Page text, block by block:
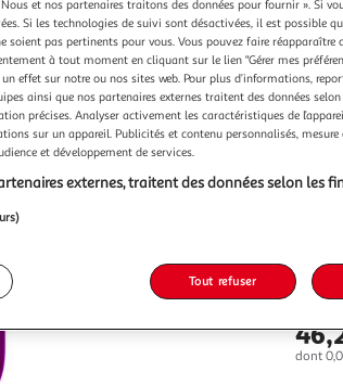
dont
et nos partenaires traitons des données pour fournir ». Si
Si les technologies de suivi sont désactivées, il est possible
soient pas pertinents pour vous. Vous pouvez faire réapparaître
à tout moment en cliquant sur le lien "Gérer mes
effet sur notre ou nos sites web. Pour plus d’informations,
ainsi que nos partenaires externes traitent des données
précises. Analyser activement les caractéristiques de
sur un appareil. Publicités et contenu personnalisés, mesure
et développement de services.
externes, traitent des données selon les
Tout refuser